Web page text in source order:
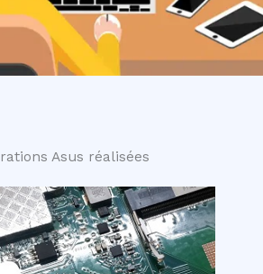
Asus réalisées